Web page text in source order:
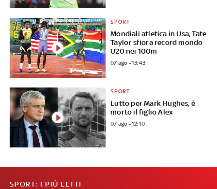
Mondiali atletica in Usa, Tate
Taylor sfiora record mondo
U20 nei 100m
SPORT
07 ago - 13:43
Lutto per Mark Hughes, è
morto il figlio Alex
SPORT
07 ago - 12:10
SPORT: I PIÙ LETTI